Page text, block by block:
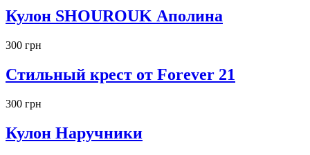
Кулон SHOUROUK Аполина
300 грн
Стильный крест от Forever 21
300 грн
Кулон Наручники